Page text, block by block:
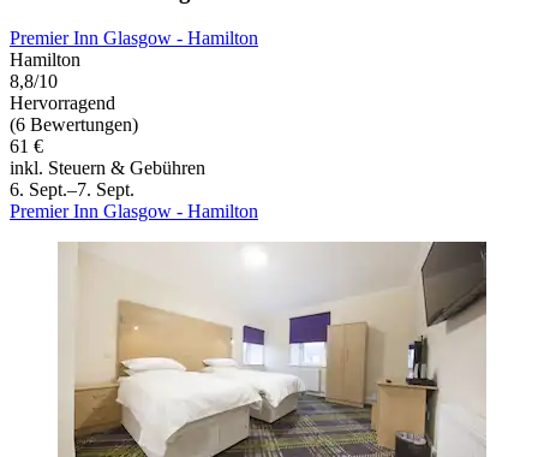
Premier Inn Glasgow - Hamilton
Hamilton
8,8/10
Hervorragend
(6 Bewertungen)
61 €
inkl. Steuern & Gebühren
6. Sept.–7. Sept.
Premier Inn Glasgow - Hamilton